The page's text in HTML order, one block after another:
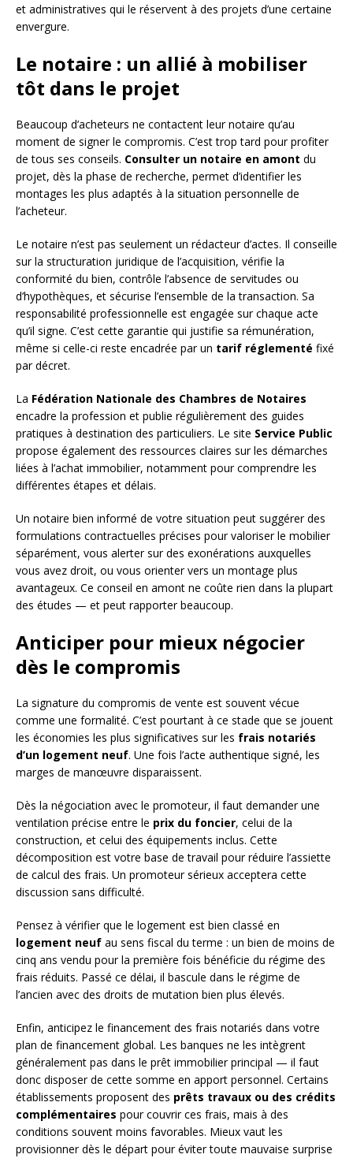
et administratives qui le réservent à des projets d’une certaine
envergure.
Le notaire : un allié à mobiliser
tôt dans le projet
Beaucoup d’acheteurs ne contactent leur notaire qu’au
moment de signer le compromis. C’est trop tard pour profiter
de tous ses conseils. Consulter un notaire en amont du
projet, dès la phase de recherche, permet d’identifier les
montages les plus adaptés à la situation personnelle de
l’acheteur.
Le notaire n’est pas seulement un rédacteur d’actes. Il conseille
sur la structuration juridique de l’acquisition, vérifie la
conformité du bien, contrôle l’absence de servitudes ou
d’hypothèques, et sécurise l’ensemble de la transaction. Sa
responsabilité professionnelle est engagée sur chaque acte
qu’il signe. C’est cette garantie qui justifie sa rémunération,
même si celle-ci reste encadrée par un tarif réglementé fixé
par décret.
La Fédération Nationale des Chambres de Notaires
encadre la profession et publie régulièrement des guides
pratiques à destination des particuliers. Le site Service Public
propose également des ressources claires sur les démarches
liées à l’achat immobilier, notamment pour comprendre les
différentes étapes et délais.
Un notaire bien informé de votre situation peut suggérer des
formulations contractuelles précises pour valoriser le mobilier
séparément, vous alerter sur des exonérations auxquelles
vous avez droit, ou vous orienter vers un montage plus
avantageux. Ce conseil en amont ne coûte rien dans la plupart
des études — et peut rapporter beaucoup.
Anticiper pour mieux négocier
dès le compromis
La signature du compromis de vente est souvent vécue
comme une formalité. C’est pourtant à ce stade que se jouent
les économies les plus significatives sur les frais notariés
d’un logement neuf. Une fois l’acte authentique signé, les
marges de manœuvre disparaissent.
Dès la négociation avec le promoteur, il faut demander une
ventilation précise entre le prix du foncier, celui de la
construction, et celui des équipements inclus. Cette
décomposition est votre base de travail pour réduire l’assiette
de calcul des frais. Un promoteur sérieux acceptera cette
discussion sans difficulté.
Pensez à vérifier que le logement est bien classé en
logement neuf au sens fiscal du terme : un bien de moins de
cinq ans vendu pour la première fois bénéficie du régime des
frais réduits. Passé ce délai, il bascule dans le régime de
l’ancien avec des droits de mutation bien plus élevés.
Enfin, anticipez le financement des frais notariés dans votre
plan de financement global. Les banques ne les intègrent
généralement pas dans le prêt immobilier principal — il faut
donc disposer de cette somme en apport personnel. Certains
établissements proposent des prêts travaux ou des crédits
complémentaires pour couvrir ces frais, mais à des
conditions souvent moins favorables. Mieux vaut les
provisionner dès le départ pour éviter toute mauvaise surprise